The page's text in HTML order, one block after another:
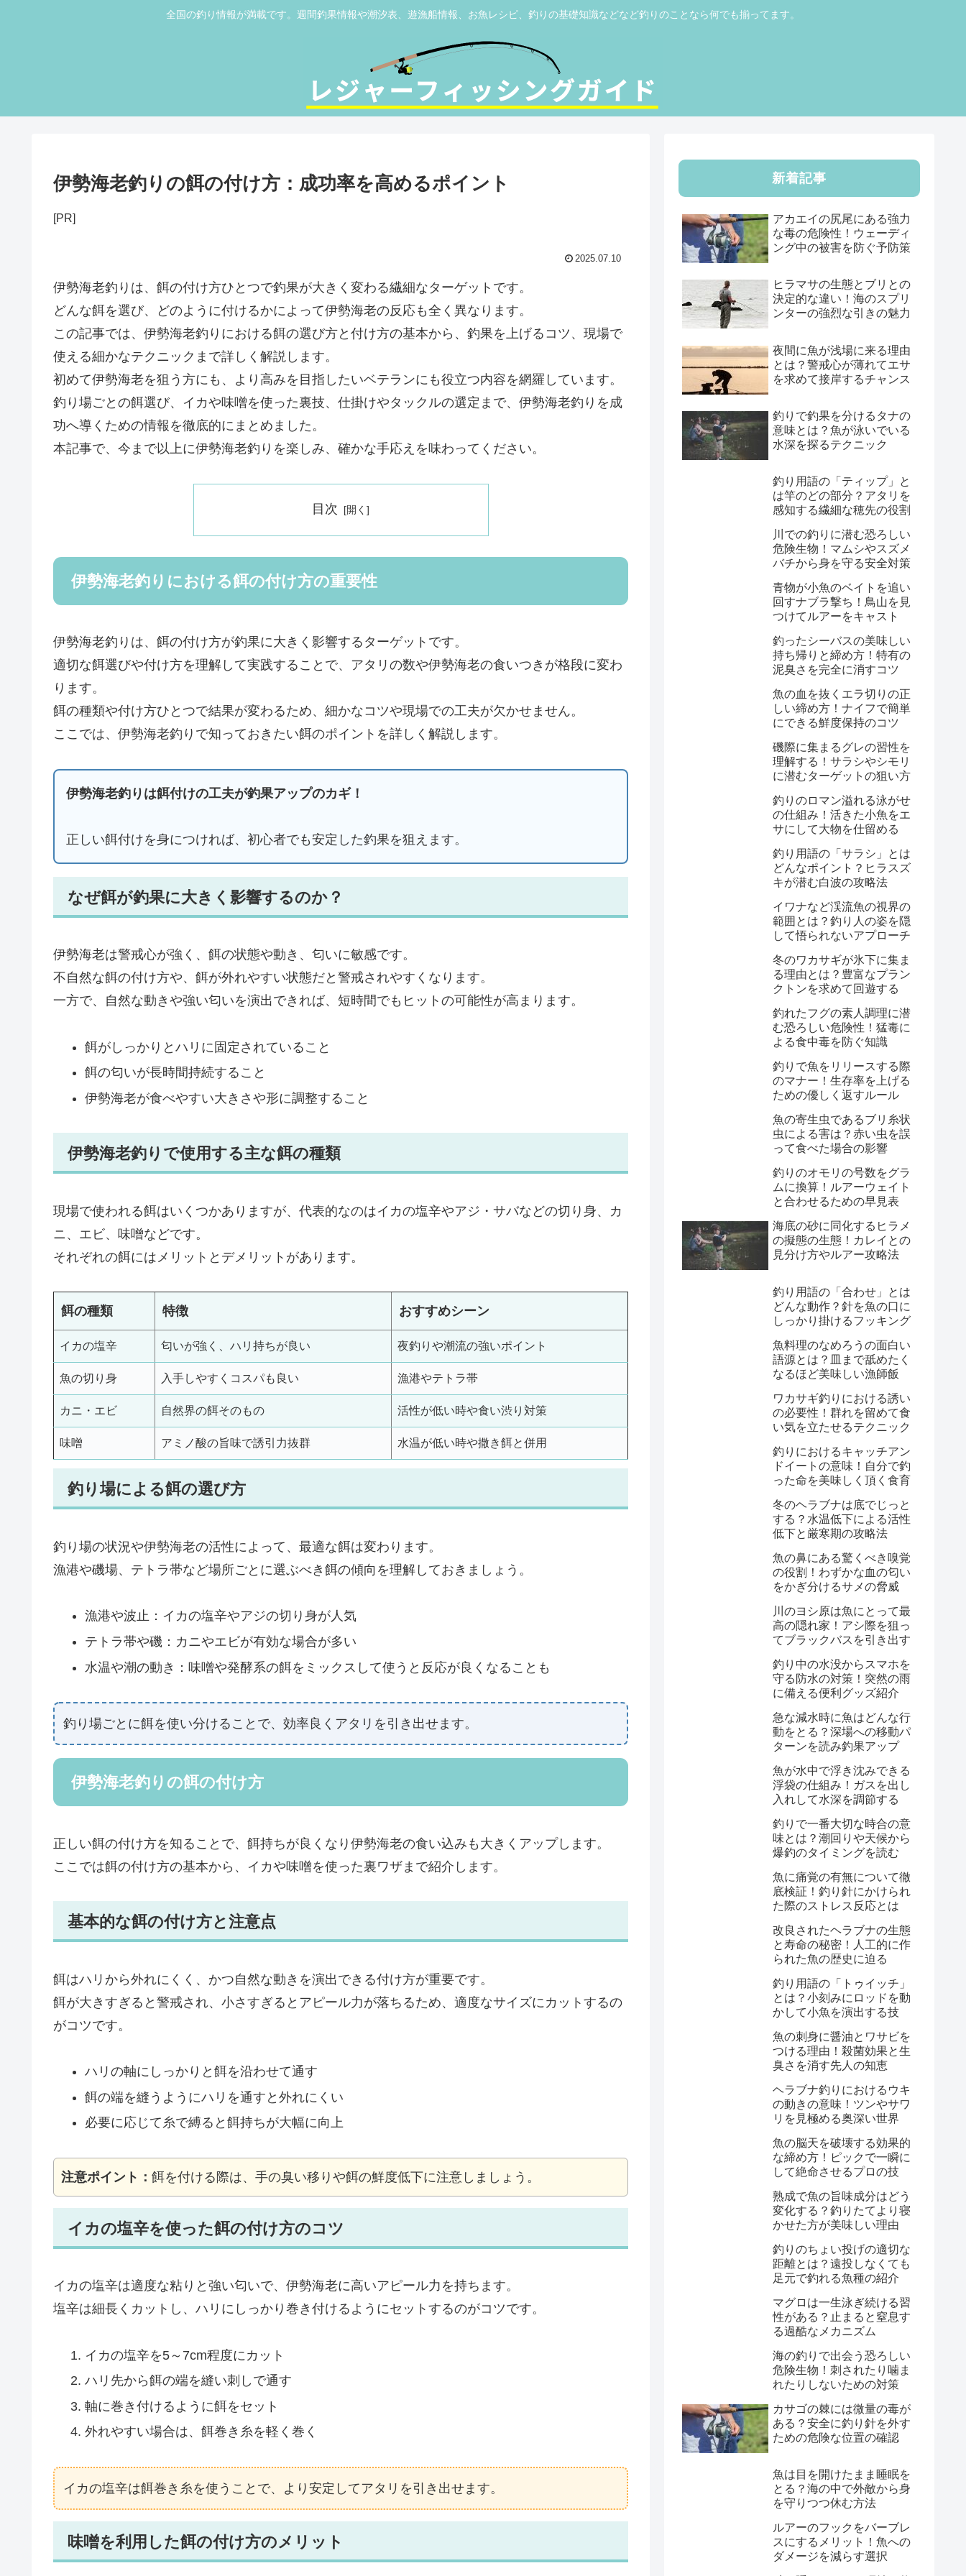
全国の釣り情報が満載です。週間釣果情報や潮汐表、遊漁船情報、お魚レシピ、釣りの基礎知識などなど釣りのことなら何でも揃ってます。
伊勢海老釣りの餌の付け方：成功率を高めるポイント
[PR]
2025.07.10
伊勢海老釣りは、餌の付け方ひとつで釣果が大きく変わる繊細なターゲットです。
どんな餌を選び、どのように付けるかによって伊勢海老の反応も全く異なります。
この記事では、伊勢海老釣りにおける餌の選び方と付け方の基本から、釣果を上げるコツ、現場で
使える細かなテクニックまで詳しく解説します。
初めて伊勢海老を狙う方にも、より高みを目指したいベテランにも役立つ内容を網羅しています。
釣り場ごとの餌選び、イカや味噌を使った裏技、仕掛けやタックルの選定まで、伊勢海老釣りを成
功へ導くための情報を徹底的にまとめました。
本記事で、今まで以上に伊勢海老釣りを楽しみ、確かな手応えを味わってください。
目次
伊勢海老釣りにおける餌の付け方の重要性
伊勢海老釣りは、餌の付け方が釣果に大きく影響するターゲットです。
適切な餌選びや付け方を理解して実践することで、アタリの数や伊勢海老の食いつきが格段に変わ
ります。
餌の種類や付け方ひとつで結果が変わるため、細かなコツや現場での工夫が欠かせません。
ここでは、伊勢海老釣りで知っておきたい餌のポイントを詳しく解説します。
伊勢海老釣りは餌付けの工夫が釣果アップのカギ！
正しい餌付けを身につければ、初心者でも安定した釣果を狙えます。
なぜ餌が釣果に大きく影響するのか？
伊勢海老は警戒心が強く、餌の状態や動き、匂いに敏感です。
不自然な餌の付け方や、餌が外れやすい状態だと警戒されやすくなります。
一方で、自然な動きや強い匂いを演出できれば、短時間でもヒットの可能性が高まります。
餌がしっかりとハリに固定されていること
餌の匂いが長時間持続すること
伊勢海老が食べやすい大きさや形に調整すること
伊勢海老釣りで使用する主な餌の種類
現場で使われる餌はいくつかありますが、代表的なのはイカの塩辛やアジ・サバなどの切り身、カ
ニ、エビ、味噌などです。
それぞれの餌にはメリットとデメリットがあります。
餌の種類 特徴 おすすめシーン
イカの塩辛 匂いが強く、ハリ持ちが良い 夜釣りや潮流の強いポイント
魚の切り身 入手しやすくコスパも良い 漁港やテトラ帯
カニ・エビ 自然界の餌そのもの 活性が低い時や食い渋り対策
味噌 アミノ酸の旨味で誘引力抜群 水温が低い時や撒き餌と併用
釣り場による餌の選び方
釣り場の状況や伊勢海老の活性によって、最適な餌は変わります。
漁港や磯場、テトラ帯など場所ごとに選ぶべき餌の傾向を理解しておきましょう。
漁港や波止：イカの塩辛やアジの切り身が人気
テトラ帯や磯：カニやエビが有効な場合が多い
水温や潮の動き：味噌や発酵系の餌をミックスして使うと反応が良くなることも
釣り場ごとに餌を使い分けることで、効率良くアタリを引き出せます。
伊勢海老釣りの餌の付け方
正しい餌の付け方を知ることで、餌持ちが良くなり伊勢海老の食い込みも大きくアップします。
ここでは餌の付け方の基本から、イカや味噌を使った裏ワザまで紹介します。
基本的な餌の付け方と注意点
餌はハリから外れにくく、かつ自然な動きを演出できる付け方が重要です。
餌が大きすぎると警戒され、小さすぎるとアピール力が落ちるため、適度なサイズにカットするの
がコツです。
ハリの軸にしっかりと餌を沿わせて通す
餌の端を縫うようにハリを通すと外れにくい
必要に応じて糸で縛ると餌持ちが大幅に向上
注意ポイント： 餌を付ける際は、手の臭い移りや餌の鮮度低下に注意しましょう。
イカの塩辛を使った餌の付け方のコツ
イカの塩辛は適度な粘りと強い匂いで、伊勢海老に高いアピール力を持ちます。
塩辛は細長くカットし、ハリにしっかり巻き付けるようにセットするのがコツです。
イカの塩辛を5～7cm程度にカット
ハリ先から餌の端を縫い刺しで通す
軸に巻き付けるように餌をセット
外れやすい場合は、餌巻き糸を軽く巻く
イカの塩辛は餌巻き糸を使うことで、より安定してアタリを引き出せます。
味噌を利用した餌の付け方のメリット
新着記事
アカエイの尻尾にある強力
な毒の危険性！ウェーディ
ング中の被害を防ぐ予防策
ヒラマサの生態とブリとの
決定的な違い！海のスプリ
ンターの強烈な引きの魅力
夜間に魚が浅場に来る理由
とは？警戒心が薄れてエサ
を求めて接岸するチャンス
釣りで釣果を分けるタナの
意味とは？魚が泳いでいる
水深を探るテクニック
釣り用語の「ティップ」と
は竿のどの部分？アタリを
感知する繊細な穂先の役割
川での釣りに潜む恐ろしい
危険生物！マムシやスズメ
バチから身を守る安全対策
青物が小魚のベイトを追い
回すナブラ撃ち！鳥山を見
つけてルアーをキャスト
釣ったシーバスの美味しい
持ち帰りと締め方！特有の
泥臭さを完全に消すコツ
魚の血を抜くエラ切りの正
しい締め方！ナイフで簡単
にできる鮮度保持のコツ
磯際に集まるグレの習性を
理解する！サラシやシモリ
に潜むターゲットの狙い方
釣りのロマン溢れる泳がせ
の仕組み！活きた小魚をエ
サにして大物を仕留める
釣り用語の「サラシ」とは
どんなポイント？ヒラスズ
キが潜む白波の攻略法
イワナなど渓流魚の視界の
範囲とは？釣り人の姿を隠
して悟られないアプローチ
冬のワカサギが氷下に集ま
る理由とは？豊富なプラン
クトンを求めて回遊する
釣れたフグの素人調理に潜
む恐ろしい危険性！猛毒に
よる食中毒を防ぐ知識
釣りで魚をリリースする際
のマナー！生存率を上げる
ための優しく返すルール
魚の寄生虫であるブリ糸状
虫による害は？赤い虫を誤
って食べた場合の影響
釣りのオモリの号数をグラ
ムに換算！ルアーウェイト
と合わせるための早見表
海底の砂に同化するヒラメ
の擬態の生態！カレイとの
見分け方やルアー攻略法
釣り用語の「合わせ」とは
どんな動作？針を魚の口に
しっかり掛けるフッキング
魚料理のなめろうの面白い
語源とは？皿まで舐めたく
なるほど美味しい漁師飯
ワカサギ釣りにおける誘い
の必要性！群れを留めて食
い気を立たせるテクニック
釣りにおけるキャッチアン
ドイートの意味！自分で釣
った命を美味しく頂く食育
冬のヘラブナは底でじっと
する？水温低下による活性
低下と厳寒期の攻略法
魚の鼻にある驚くべき嗅覚
の役割！わずかな血の匂い
をかぎ分けるサメの脅威
川のヨシ原は魚にとって最
高の隠れ家！アシ際を狙っ
てブラックバスを引き出す
釣り中の水没からスマホを
守る防水の対策！突然の雨
に備える便利グッズ紹介
急な減水時に魚はどんな行
動をとる？深場への移動パ
ターンを読み釣果アップ
魚が水中で浮き沈みできる
浮袋の仕組み！ガスを出し
入れして水深を調節する
釣りで一番大切な時合の意
味とは？潮回りや天候から
爆釣のタイミングを読む
魚に痛覚の有無について徹
底検証！釣り針にかけられ
た際のストレス反応とは
改良されたヘラブナの生態
と寿命の秘密！人工的に作
られた魚の歴史に迫る
釣り用語の「トゥイッチ」
とは？小刻みにロッドを動
かして小魚を演出する技
魚の刺身に醤油とワサビを
つける理由！殺菌効果と生
臭さを消す先人の知恵
ヘラブナ釣りにおけるウキ
の動きの意味！ツンやサワ
リを見極める奥深い世界
魚の脳天を破壊する効果的
な締め方！ピックで一瞬に
して絶命させるプロの技
熟成で魚の旨味成分はどう
変化する？釣りたてより寝
かせた方が美味しい理由
釣りのちょい投げの適切な
距離とは？遠投しなくても
足元で釣れる魚種の紹介
マグロは一生泳ぎ続ける習
性がある？止まると窒息す
る過酷なメカニズム
海の釣りで出会う恐ろしい
危険生物！刺されたり噛ま
れたりしないための対策
カサゴの棘には微量の毒が
ある？安全に釣り針を外す
ための危険な位置の確認
魚は目を開けたまま睡眠を
とる？海の中で外敵から身
を守りつつ休む方法
ルアーのフックをバーブレ
スにするメリット！魚への
ダメージを減らす選択